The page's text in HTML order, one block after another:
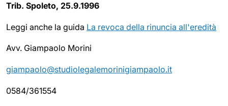
Trib. Spoleto, 25.9.1996
Leggi anche la guida La revoca della rinuncia all'eredità
Avv. Giampaolo Morini
giampaolo@studiolegalemorinigiampaolo.it
0584/361554